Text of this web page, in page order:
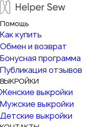
Помощь
Как купить
Обмен и возврат
Бонусная программа
Публикация отзывов
ВЫКРОЙКИ
Женские выкройки
Мужские выкройки
Детские выкройки